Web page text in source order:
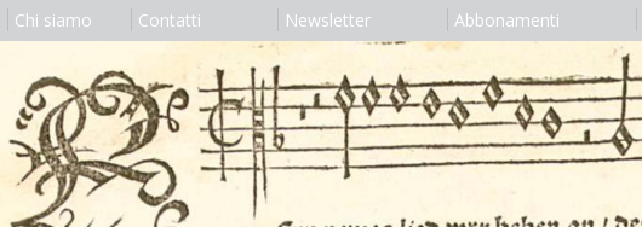
Chi siamo Contatti Newsletter Abbonamenti